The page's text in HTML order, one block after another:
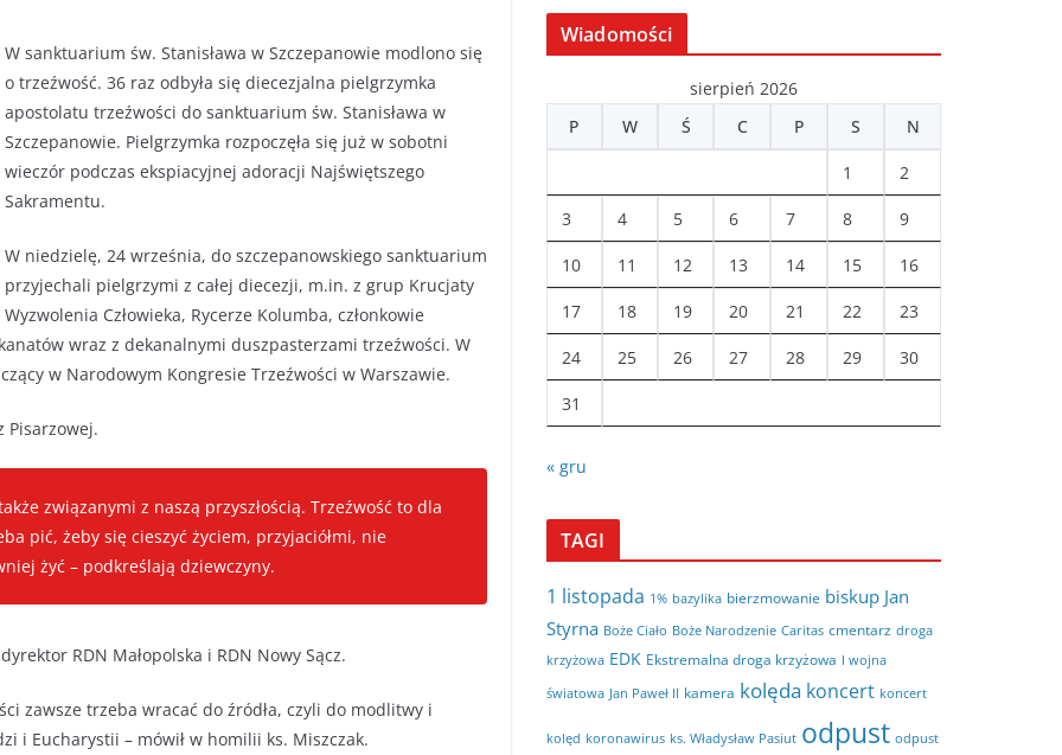
W sanktuarium św. Stanisława w Szczepanowie modlono się
o trzeźwość. 36 raz odbyła się diecezjalna pielgrzymka
apostolatu trzeźwości do sanktuarium św. Stanisława w
Szczepanowie. Pielgrzymka rozpoczęła się już w sobotni
wieczór podczas ekspiacyjnej adoracji Najświętszego
Sakramentu.
W niedzielę, 24 września, do szczepanowskiego sanktuarium
przyjechali pielgrzymi z całej diecezji, m.in. z grup Krucjaty
Wyzwolenia Człowieka, Rycerze Kolumba, członkowie
wraz z dekanalnymi duszpasterzami trzeźwości. W
w Narodowym Kongresie Trzeźwości w Warszawie.
Pisarzowej.
związanymi z naszą przyszłością. Trzeźwość to dla
pić, żeby się cieszyć życiem, przyjaciółmi, nie
żyć – podkreślają dziewczyny.
RDN Małopolska i RDN Nowy Sącz.
zawsze trzeba wracać do źródła, czyli do modlitwy i
i Eucharystii – mówił w homilii ks. Miszczak.
c
w
Wiadomości
sierpień 2026
P
W Ś C P S N
1 2
3 4 5 6 7 8 9
10 11 12 13 14 15 16
17 18 19 20 21 22 23
24 25 26 27 28 29 30
31
« gru
TAGI
1 listopada 1% bazylika bierzmowanie biskup Jan
Styrna Boże Ciało Boże Narodzenie Caritas cmentarz droga
krzyżowa EDK Ekstremalna droga krzyżowa I wojna
światowa Jan Paweł II kamera kolęda koncert koncert
kolęd koronawirus ks. Władysław Pasiut odpust odpust